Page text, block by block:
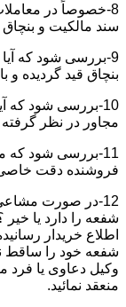
8-خصوصاً در
سند مالکیت و
9-بررسی شود که
بنچاق قید گردیده
10-بررسی شود که
مجاور در نظر
11-بررسی شود
فروشنده دقت
12-در صورت
شفعه را دارد یا
اطلاع خریدار
شفعه خود را ساقط
وکیل دعاوی یا فرد
منعقد نمائید.